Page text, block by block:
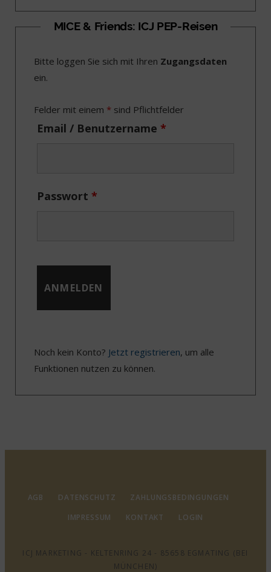
c
b
o
k
T
i
t
e
s
a
r
a
n
e
I
MICE & Friends: ICJ PEP-Reisen
Bitte loggen Sie sich mit Ihren Zugangsdaten
ein.
Felder mit einem * sind Pflichtfelder
Email / Benutzername *
Passwort *
Noch kein Konto? Jetzt registrieren, um alle
Funktionen nutzen zu können.
AGB DATENSCHUTZ
ZAHLUNGSBEDINGUNGEN
IMPRESSUM
KONTAKT LOGIN
ICJ MARKETING - KELTENRING 24 - 85658 EGMATING (BEI
MÜNCHEN)